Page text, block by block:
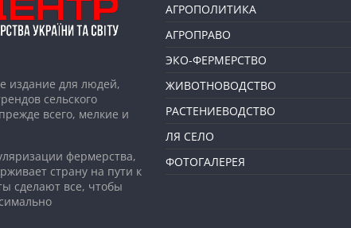
издание для людей,
сельского
всего, мелкие и
фермерства,
страну на пути к
сделают все, чтобы
АГРОПОЛИТИКА
АГРОПРАВО
ЭКО-ФЕРМЕРСТВО
ЖИВОТНОВОДСТВО
РАСТЕНИЕВОДСТВО
ЛЯ СЕЛО
ФОТОГАЛЕРЕЯ